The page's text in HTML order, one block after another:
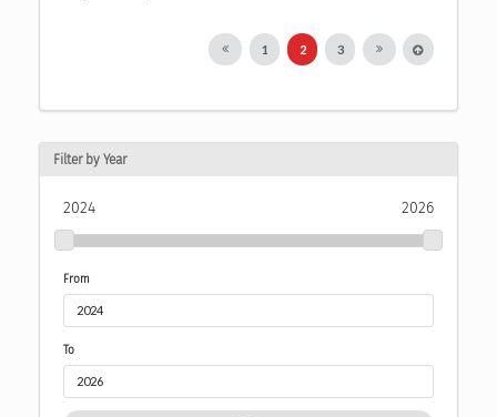
1 2 3
Filter by Year
2024 2026
From
To